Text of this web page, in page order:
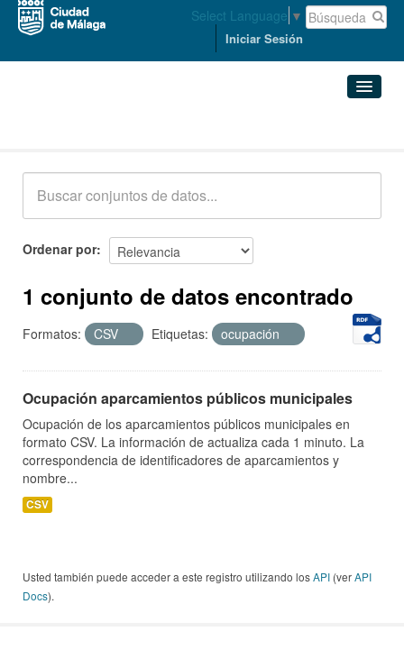
Select Language ▼
Iniciar Sesión
Acerca de
Ordenar por
1 conjunto de datos encontrado
Formatos: CSV Etiquetas: ocupación
Ocupación aparcamientos públicos municipales
Ocupación de los aparcamientos públicos municipales en
formato CSV. La información de actualiza cada 1 minuto. La
correspondencia de identificadores de aparcamientos y
nombre...
CSV
Usted también puede acceder a este registro utilizando losAPI (verAPI
Docs).